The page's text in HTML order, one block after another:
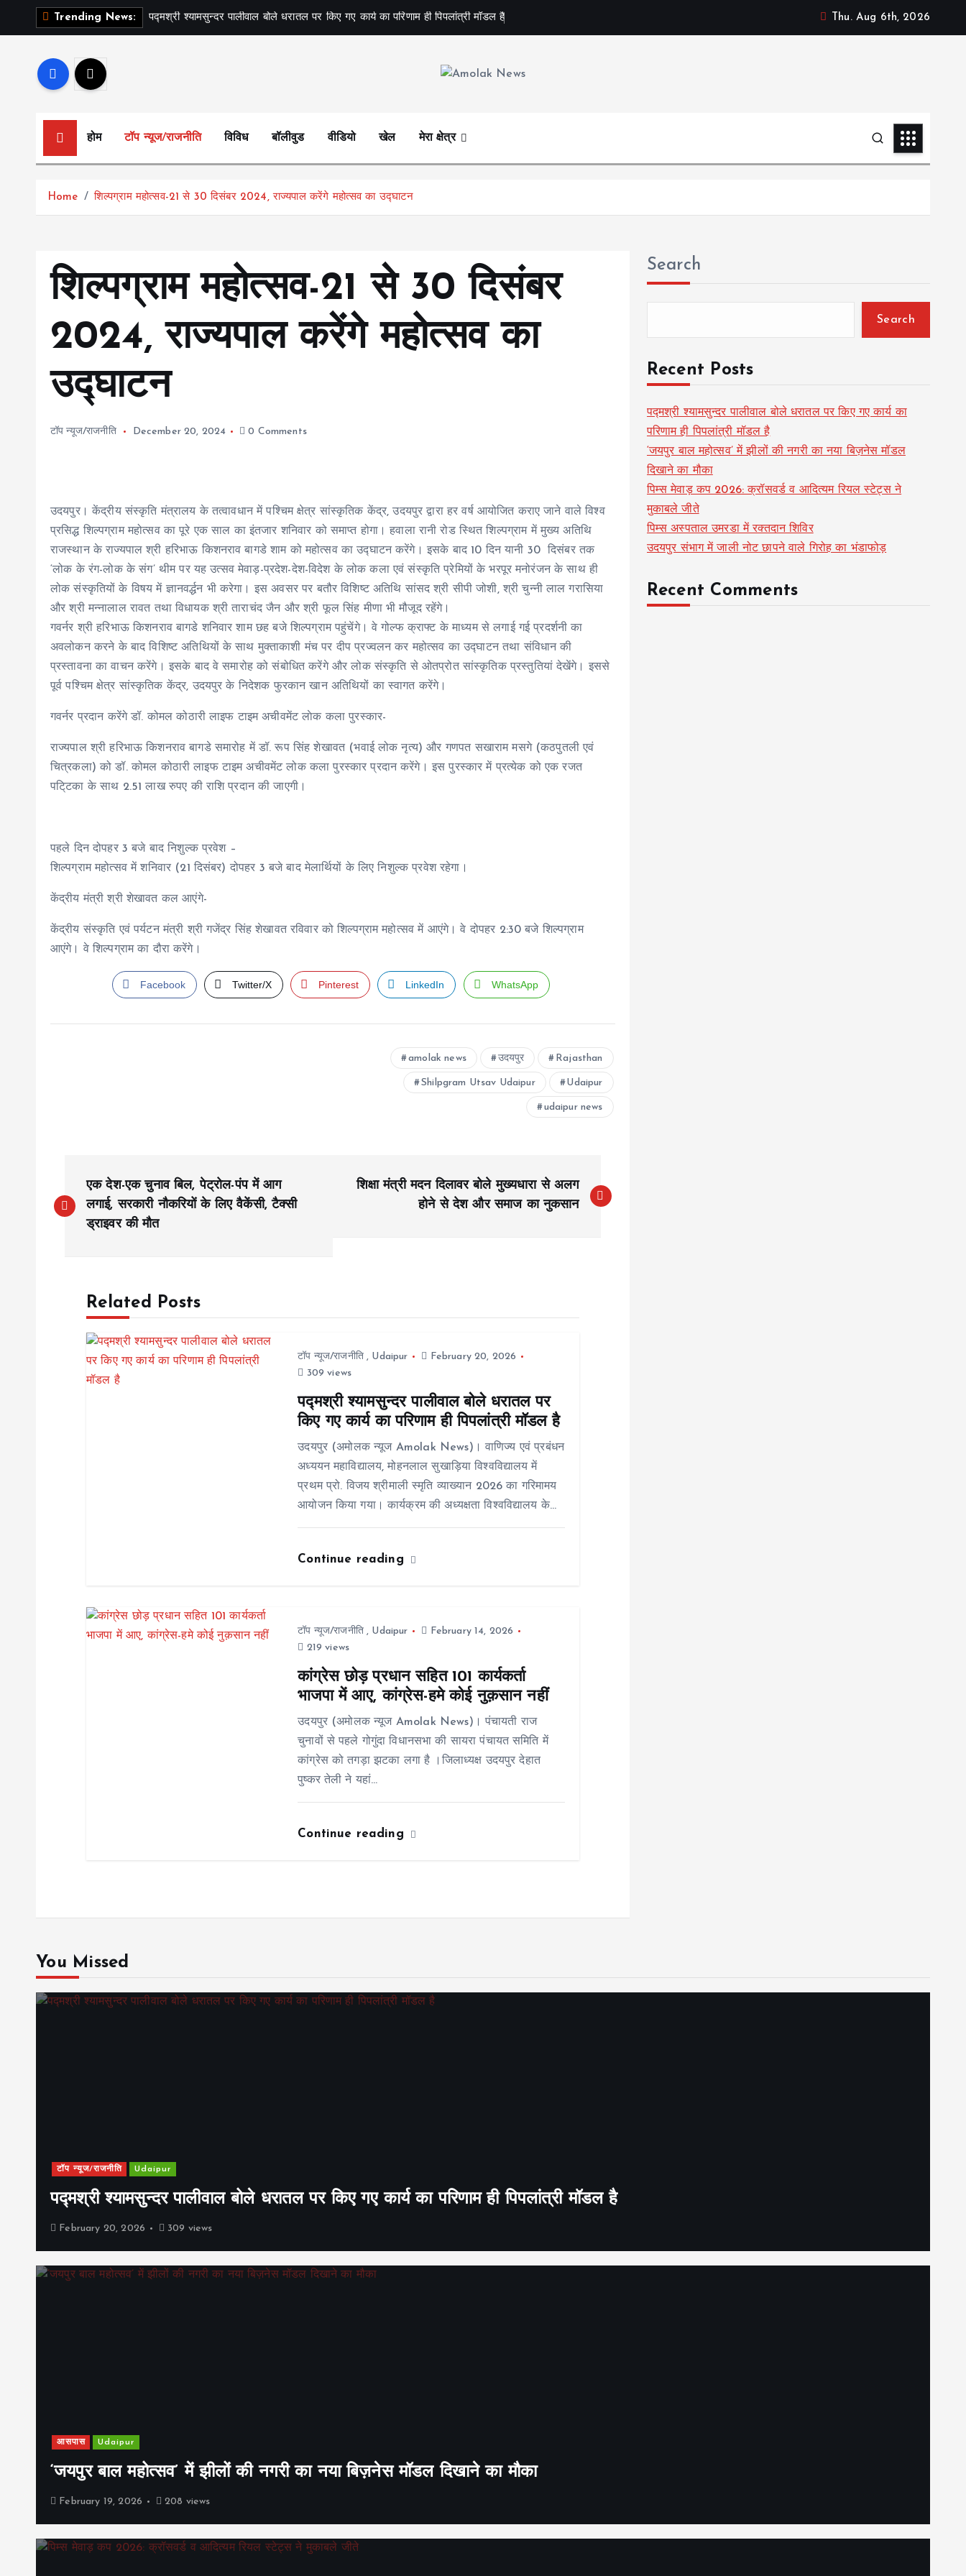
Trending News: पद्मश्री श्यामसुन्दर पालीवाल बोले धरातल पर किए गए कार्य का परिणाम ही पिपलांत्री मॉडल है Thu. Aug 6th, 2026
होम टॉप न्यूज/राजनीति विविध बॉलीवुड वीडियो खेल मेरा क्षेत्र
Home शिल्पग्राम महोत्सव-21 से 30 दिसंबर 2024, राज्यपाल करेंगे महोत्सव का उद्घाटन
शिल्पग्राम महोत्सव-21 से 30 दिसंबर
2024, राज्यपाल करेंगे महोत्सव का
उद्घाटन
टॉप न्यूज/राजनीति December 20, 2024 0 Comments
उदयपुर। केंद्रीय संस्कृति मंत्रालय के तत्वावधान में पश्चिम क्षेत्र सांस्कृतिक केंद्र, उदयपुर द्वारा हर वर्ष आयोजित कराए जाने वाले विश्व
प्रसिद्ध शिल्पग्राम महोत्सव का पूरे एक साल का इंतजार शनिवार को समाप्त होगा। हवाला रानी रोड स्थित शिल्पग्राम में मुख्य अतिथि
राजस्थान के राज्यपाल श्री हरिभाऊ किशनराव बागडे शाम को महोत्सव का उद्घाटन करेंगे। इसके बाद 10 दिन यानी 30 दिसंबर तक
‘लोक के रंग-लोक के संग’ थीम पर यह उत्सव मेवाड़-प्रदेश-देश-विदेश के लोक कला एवं संस्कृति प्रेमियों के भरपूर मनोरंजन के साथ ही
लोक संस्कृतियों के विषय में ज्ञानवर्द्धन भी करेगा। इस अवसर पर बतौर विशिष्ट अतिथि सांसद श्री सीपी जोशी, श्री चुन्नी लाल गरासिया
और श्री मन्नालाल रावत तथा विधायक श्री ताराचंद जैन और श्री फूल सिंह मीणा भी मौजूद रहेंगे।
गवर्नर श्री हरिभाऊ किशनराव बागडे शनिवार शाम छह बजे शिल्पग्राम पहुंचेंगे। वे गोल्फ क्राफ्ट के माध्यम से लगाई गई प्रदर्शनी का
अवलोकन करने के बाद विशिष्ट अतिथियों के साथ मुक्ताकाशी मंच पर दीप प्रज्वलन कर महोत्सव का उद्घाटन तथा संविधान की
प्रस्तावना का वाचन करेंगे। इसके बाद वे समारोह को संबोधित करेंगे और लोक संस्कृति से ओतप्रोत सांस्कृतिक प्रस्तुतियां देखेंगे। इससे
पूर्व पश्चिम क्षेत्र सांस्कृतिक केंद्र, उदयपुर के निदेशक फुरकान खान अतिथियों का स्वागत करेंगे।
गवर्नर प्रदान करेंगे डॉ. कोमल कोठारी लाइफ टाइम अचीवमेंट लाेक कला पुरस्कार-
राज्यपाल श्री हरिभाऊ किशनराव बागडे समारोह में डॉ. रूप सिंह शेखावत (भवाई लोक नृत्य) और गणपत सखाराम मसगे (कठपुतली एवं
चित्रकला) को डॉ. कोमल कोठारी लाइफ टाइम अचीवमेंट लोक कला पुरस्कार प्रदान करेंगे। इस पुरस्कार में प्रत्येक को एक रजत
पटि्टका के साथ 2.51 लाख रुपए की राशि प्रदान की जाएगी।
पहले दिन दोपहर 3 बजे बाद निशुल्क प्रवेश –
शिल्पग्राम महोत्सव में शनिवार (21 दिसंबर) दोपहर 3 बजे बाद मेलार्थियों के लिए निशुल्क प्रवेश रहेगा।
केंद्रीय मंत्री श्री शेखावत कल आएंगे-
केंद्रीय संस्कृति एवं पर्यटन मंत्री श्री गजेंद्र सिंह शेखावत रविवार को शिल्पग्राम महोत्सव में आएंगे। वे दोपहर 2:30 बजे शिल्पग्राम
आएंगे। वे शिल्पग्राम का दौरा करेंगे।
Facebook Twitter/X Pinterest LinkedIn WhatsApp
amolak news उदयपुर Rajasthan
Shilpgram Utsav Udaipur Udaipur
udaipur news
o
एक देश-एक चुनाव बिल, पेट्रोल-पंप में आग
लगाई, सरकारी नौ​करियों के लिए वैकेंसी, टैक्सी
ड्राइवर की मौत
शिक्षा मंत्री मदन दिलावर बोले मुख्यधारा से अलग
होने से देश और समाज का नुकसान
Related Posts
टॉप न्यूज/राजनीति, Udaipur
February 20, 2026
309 views
पद्मश्री श्यामसुन्दर पालीवाल बोले धरातल पर
किए गए कार्य का परिणाम ही पिपलांत्री मॉडल है
उदयपुर (अमोलक न्यूज Amolak News)। वाणिज्य एवं प्रबंधन
अध्ययन महाविद्यालय, मोहनलाल सुखाड़िया विश्वविद्यालय में
प्रथम प्रो. विजय श्रीमाली स्मृति व्याख्यान 2026 का गरिमामय
आयोजन किया गया। कार्यक्रम की अध्यक्षता विश्वविद्यालय के…
Continue reading
टॉप न्यूज/राजनीति, Udaipur
February 14, 2026
219 views
कांग्रेस छोड़ प्रधान सहित 101 कार्यकर्ता
भाजपा में आए, कांग्रेस-हमे कोई नुक़सान नहीं
उदयपुर (अमोलक न्यूज Amolak News)। पंचायती राज
चुनावों से पहले गोगुंदा विधानसभा की सायरा पंचायत समिति में
कांग्रेस को तगड़ा झटका लगा है ।जिलाध्यक्ष उदयपुर देहात
पुष्कर तेली ने यहां…
Continue reading
Search
Search
Recent Posts
पद्मश्री श्यामसुन्दर पालीवाल बोले धरातल पर किए गए कार्य का
परिणाम ही पिपलांत्री मॉडल है
‘जयपुर बाल महोत्सव’ में झीलों की नगरी का नया बिज़नेस मॉडल
दिखाने का मौका
पिम्स मेवाड़ कप 2026: क्रॉसवर्ड व आदित्यम रियल स्टेट्स ने
मुकाबले जीते
पिम्स अस्पताल उमरडा में रक्तदान शिविर
उदयपुर संभाग में जाली नोट छापने वाले गिरोह का भंडाफोड़
Recent Comments
You Missed
टॉप न्यूज/राजनीति Udaipur
पद्मश्री श्यामसुन्दर पालीवाल बोले धरातल पर किए गए कार्य का परिणाम ही पिपलांत्री मॉडल है
February 20, 2026 309 views
आसपास Udaipur
‘जयपुर बाल महोत्सव’ में झीलों की नगरी का नया बिज़नेस मॉडल दिखाने का मौका
February 19, 2026 208 views